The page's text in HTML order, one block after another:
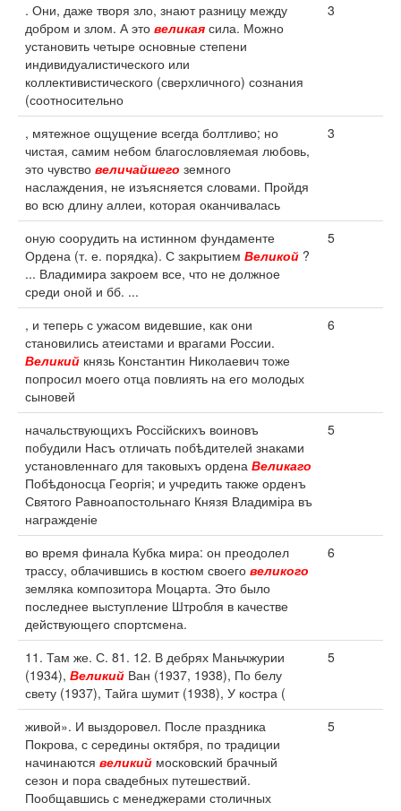
. Они, даже творя зло, знают разницу между
добром и злом. А это великая сила. Можно
установить четыре основные степени
индивидуалистического или
коллективистического (сверхличного) сознания
(соотносительно
3
, мятежное ощущение всегда болтливо; но
чистая, самим небом благословляемая любовь,
это чувство величайшего земного
наслаждения, не изъясняется словами. Пройдя
во всю длину аллеи, которая оканчивалась
3
оную соорудить на истинном фундаменте
Ордена (т. е. порядка). С закрытием Великой ?
... Владимира закроем все, что не должное
среди оной и бб. ...
5
, и теперь с ужасом видевшие, как они
становились атеистами и врагами России.
Великий князь Константин Николаевич тоже
попросил моего отца повлиять на его молодых
сыновей
6
начальствующихъ Россійскихъ воиновъ
побудили Насъ отличать побѣдителей знаками
установленнаго для таковыхъ ордена Великаго
Побѣдоносца Георгія; и учредить также орденъ
Святого Равноапостольнаго Князя Владиміра въ
награжденіе
5
во время финала Кубка мира: он преодолел
трассу, облачившись в костюм своего великого
земляка композитора Моцарта. Это было
последнее выступление Штробля в качестве
действующего спортсмена.
6
11. Там же. С. 81. 12. В дебрях Маньчжурии
(1934), Великий Ван (1937, 1938), По белу
свету (1937), Тайга шумит (1938), У костра (
5
живой». И выздоровел. После праздника
Покрова, с середины октября, по традиции
начинаются великий московский брачный
сезон и пора свадебных путешествий.
Пообщавшись с менеджерами столичных
5